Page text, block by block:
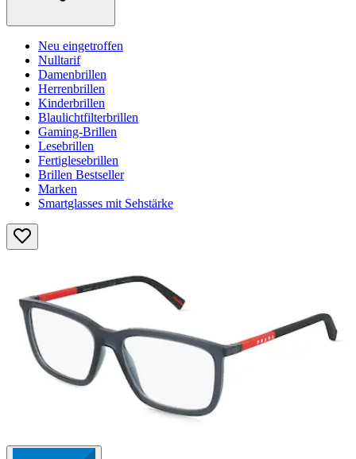
Neu eingetroffen
Nulltarif
Damenbrillen
Herrenbrillen
Kinderbrillen
Blaulichtfilterbrillen
Gaming-Brillen
Lesebrillen
Fertiglesebrillen
Brillen Bestseller
Marken
Smartglasses mit Sehstärke